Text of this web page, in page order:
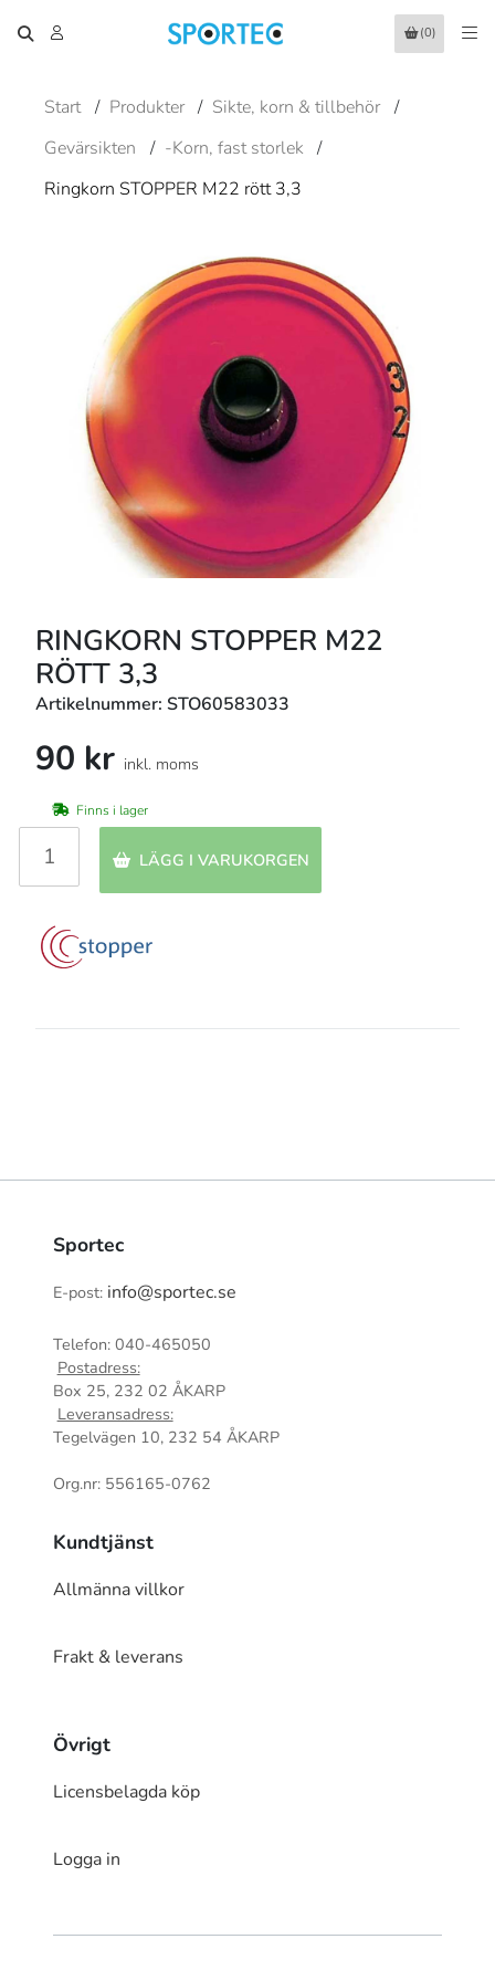
(0)
Start / Produkter / Sikte, korn & tillbehör /
Gevärsikten
/ -Korn, fast storlek
/
Ringkorn STOPPER M22 rött 3,3
RINGKORN STOPPER M22
RÖTT 3,3
Artikelnummer: STO60583033
90 kr inkl. moms
Finns i lager
LÄGG I VARUKORGEN
Sportec
E-post: info@sportec.se
Telefon: 040-465050
Postadress:
Box 25, 232 02 ÅKARP
Leveransadress:
Tegelvägen 10, 232 54 ÅKARP
Org.nr: 556165-0762
Kundtjänst
Allmänna villkor
Frakt & leverans
Övrigt
Licensbelagda köp
Logga in